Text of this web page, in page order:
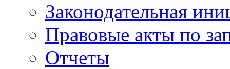
Законодательная
Правовые акты по
Отчеты